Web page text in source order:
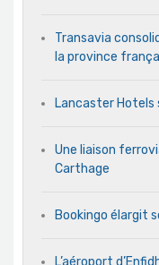
Transavia
la province
Lancaster Hotels
Une liaison
Carthage
Bookingo élargit
L’aéroport